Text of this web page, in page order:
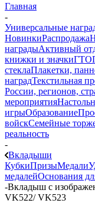
Главная
-
Универсальные
НовинкиРаспродажа
наградыАктивный
книжки и значкиГТО
стеклаПлакетки,
наградТекстильная
России, регионов,
мероприятия
игрыОбразование
войскСемейные
реальность
-
Вкладыши
КубкиПризыМедали
медалейОснования
-Вкладыш с
VK522/ VK523